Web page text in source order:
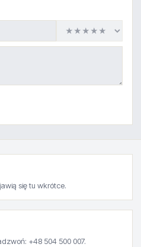
się tu wkrótce.
+48 504 500 007.